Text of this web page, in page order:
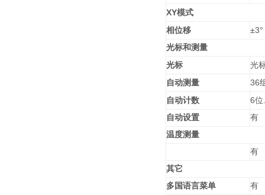
XY模式
相位移
±3°
光标和测量
光标
光
自动测量
36
自动计数
6位
自动设置
有
温度测量
有
其它
多国语言菜单
有